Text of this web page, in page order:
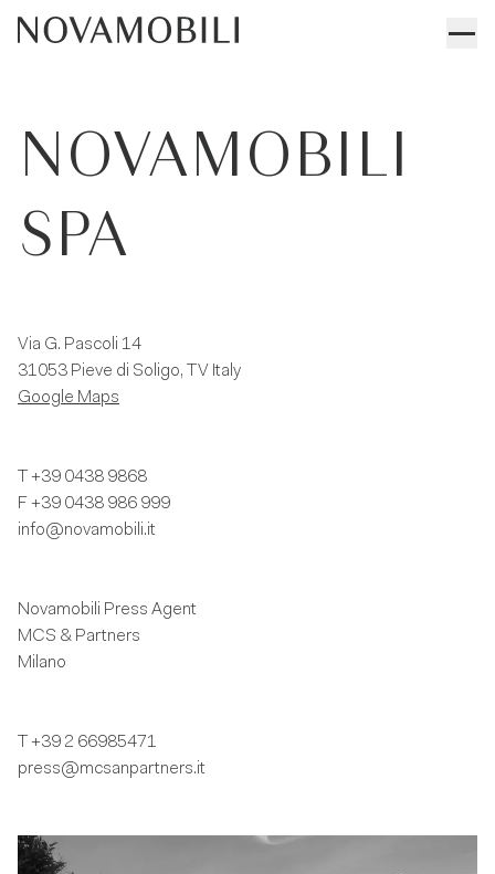
NOVAMOBILI
SPA
Via G. Pascoli 14
31053 Pieve di Soligo, TV Italy
Google Maps
+39 0438 9868
F +39 0438 986 999
info@novamobili.it
Novamobili Press Agent
MCS & Partners
Milano
+39 2 66985471
press@mcsanpartners.it